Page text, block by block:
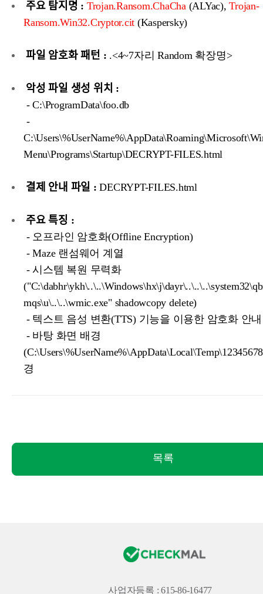
주요 탐지명 : Trojan.Ransom.ChaCha(ALYac),Trojan-
Ransom.Win32.Cryptor.cit (Kaspersky)
파일 암호화 패턴 : .<4~7자리 Random 확장명>
악성 파일 생성 위치 :
- C:\ProgramData\foo.db
-
Menu\Programs\Startup\DECRYPT-FILES.html
결제 안내 파일 : DECRYPT-FILES.html
주요 특징 :
- 오프라인 암호화(Offline Encryption)
- Maze 랜섬웨어 계열
- 시스템 복원 무력화
mqs\u\..\..\wmic.exe" shadowcopy delete)
- 텍스트 음성 변환(TTS) 기능을 이용한 암호화 안내
- 바탕 화면 배경
경
목록
사업자등록 : 615-86-16477